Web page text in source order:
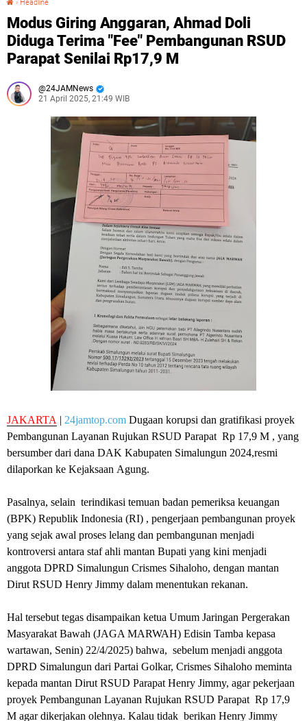
› Headline
Modus Giring Anggaran, Ahmad Doli
Diduga Terima "Fee" Pembangunan RSUD
Parapat Senilai Rp17,9 M
24JAMNews
21 April 2025, 21:49 WIB
JAKARTA | 24jamtop.com Dugaan korupsi dan gratifikasi proyek
Pembangunan Layanan Rujukan RSUD Parapat Rp 17,9 M , yang
bersumber dari dana DAK Kabupaten Simalungun 2024,resmi
dilaporkan ke Kejaksaan Agung.
Pasalnya, selain terindikasi temuan badan pemeriksa keuangan
(BPK) Republik Indonesia (RI) , pengerjaan pembangunan proyek
yang sejak awal proses lelang dan pembangunan menjadi
kontroversi antara staf ahli mantan Bupati yang kini menjadi
anggota DPRD Simalungun Crismes Sihaloho, dengan mantan
Dirut RSUD Henry Jimmy dalam menentukan rekanan.
Hal tersebut tegas disampaikan ketua Umum Jaringan Pergerakan
Masyarakat Bawah (JAGA MARWAH) Edisin Tamba kepasa
wartawan, Senin) 22/4/2025) bahwa, sebelum menjadi anggota
DPRD Simalungun dari Partai Golkar, Crismes Sihaloho meminta
kepada mantan Dirut RSUD Parapat Henry Jimmy, agar pekerjaan
proyek Pembangunan Layanan Rujukan RSUD Parapat Rp 17,9
M agar dikerjakan olehnya. Kalau tidak berikan Henry Jimmy